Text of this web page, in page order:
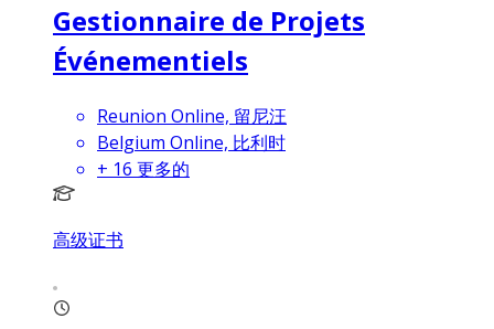
Gestionnaire de Projets
Événementiels
Reunion Online, 留尼汪
Belgium Online, 比利时
+ 16 更多的
高级证书